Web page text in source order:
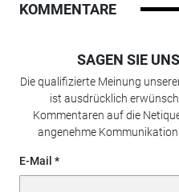
KOMMENTARE
SAGEN SIE
Die qualifizierte Meinung
ist ausdrücklich
Kommentaren auf die
angenehme
E-Mail